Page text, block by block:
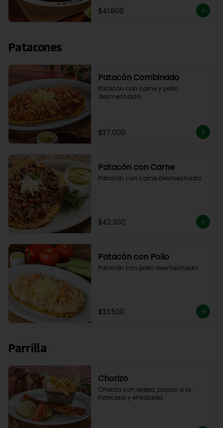
$41.800
Patacones
Patacón Combinado
Patacón con carne y pollo
desmechado.
$37.000
Patacón con Carne
Patacón con carne desmechada.
$42.300
Patacón con Pollo
Patacón con pollo desmechado.
$33.500
Parrilla
Chorizo
Chorizo con arepa, papas a la
francesa y ensalada.